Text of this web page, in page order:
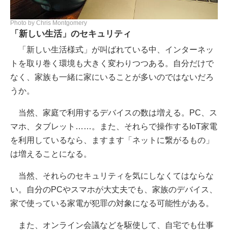
Photo by Chris Montgomery
「新しい生活」のセキュリティ
「新しい生活様式」が叫ばれている中、インターネッ
トを取り巻く環境も大きく変わりつつある。自分だけで
なく、家族も一緒に家にいることが多いのではないだろ
うか。
当然、家庭で利用するデバイスの数は増える。PC、ス
マホ、タブレット……。また、それらで操作するIoT家電
を利用しているなら、ますます「ネットに繋がるもの」
は増えることになる。
当然、それらのセキュリティを気にしなくてはならな
い。自分のPCやスマホが大丈夫でも、家族のデバイス、
家で使っている家電が犯罪の対象になる可能性がある。
また、オンライン会議などを駆使して、自宅でも仕事